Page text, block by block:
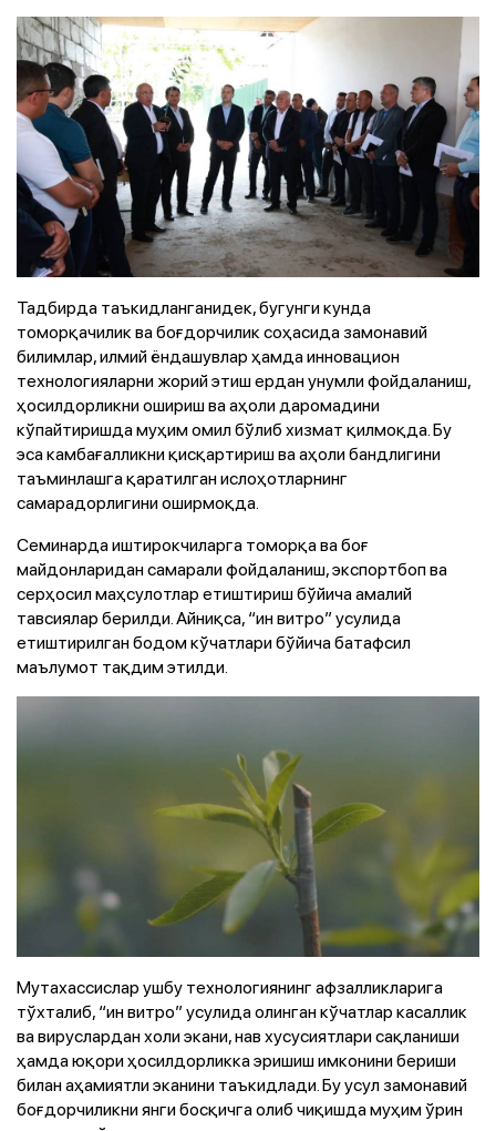
Тадбирда таъкидланганидек, бугунги кунда
томорқачилик ва боғдорчилик соҳасида замонавий
билимлар, илмий ёндашувлар ҳамда инновацион
технологияларни жорий этиш ердан унумли фойдаланиш,
ҳосилдорликни ошириш ва аҳоли даромадини
кўпайтиришда муҳим омил бўлиб хизмат қилмоқда. Бу
эса камбағалликни қисқартириш ва аҳоли бандлигини
таъминлашга қаратилган ислоҳотларнинг
самарадорлигини оширмоқда.
Семинарда иштирокчиларга томорқа ва боғ
майдонларидан самарали фойдаланиш, экспортбоп ва
серҳосил маҳсулотлар етиштириш бўйича амалий
тавсиялар берилди. Айниқса, “ин витро” усулида
етиштирилган бодом кўчатлари бўйича батафсил
маълумот тақдим этилди.
Мутахассислар ушбу технологиянинг афзалликларига
тўхталиб, “ин витро” усулида олинган кўчатлар касаллик
ва вируслардан холи экани, нав хусусиятлари сақланиши
ҳамда юқори ҳосилдорликка эришиш имконини бериши
билан аҳамиятли эканини таъкидлади. Бу усул замонавий
боғдорчиликни янги босқичга олиб чиқишда муҳим ўрин